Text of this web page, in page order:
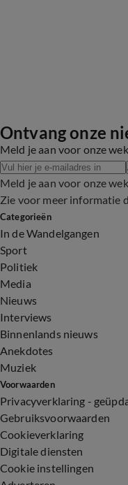
Ontvang onze
Meld je aan voor onze
Meld je aan voor onze
Zie voor meer informatie
Categorieën
In de Wandelgangen
Sport
Politiek
Media
Nieuws
Interviews
Binnenlands nieuws
Anekdotes
Muziek
Voorwaarden
Privacyverklaring -
Gebruiksvoorwaarden
Cookieverklaring
Digitale diensten
Cookie instellingen